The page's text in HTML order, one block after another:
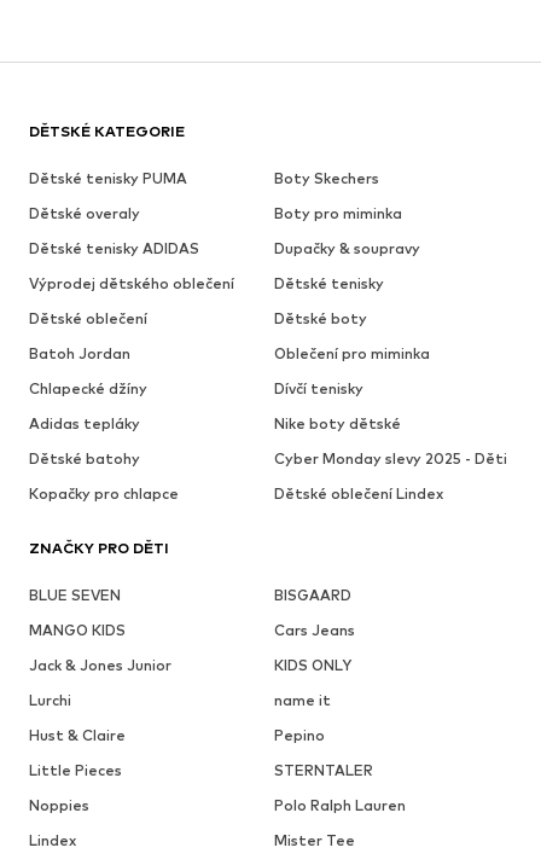
DĚTSKÉ KATEGORIE
Dětské tenisky PUMA
Boty Skechers
Dětské overaly
Boty pro miminka
Dětské tenisky ADIDAS
Dupačky & soupravy
Výprodej dětského oblečení
Dětské tenisky
Dětské oblečení
Dětské boty
Batoh Jordan
Oblečení pro miminka
Chlapecké džíny
Dívčí tenisky
Adidas tepláky
Nike boty dětské
Dětské batohy
Cyber Monday slevy 2025 - Děti
Kopačky pro chlapce
Dětské oblečení Lindex
ZNAČKY PRO DĚTI
BLUE SEVEN
BISGAARD
MANGO KIDS
Cars Jeans
Jack & Jones Junior
KIDS ONLY
Lurchi
name it
Hust & Claire
Pepino
Little Pieces
STERNTALER
Noppies
Polo Ralph Lauren
Lindex
Mister Tee